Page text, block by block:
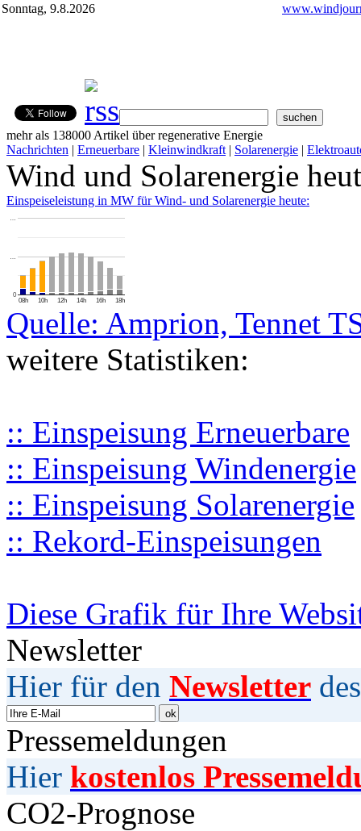
Sonntag, 9.8.2026
mehr als 138000 Artikel über regenerative Energie
Nachrichten | Erneuerbare | Kleinwindkraft | Solarenergie |
Wind und Solarenergie
Einspeiseleistung in MW für Wind- und Solarenergie heute:
08h 10h 12h 14h 16h 18h
0
…
…
Quelle: Amprion, Tennet
weitere Statistiken:
:: Einspeisung Erneuerbare
:: Einspeisung Windenergie
:: Einspeisung Solarenergie
:: Rekord-Einspeisungen
Diese Grafik für Ihre
Newsletter
Hier für den Newsletter
Pressemeldungen
Hier kostenlos
CO2-Prognose